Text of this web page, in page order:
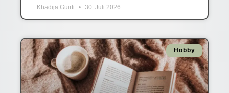
Khadija Guirti 30. Juli 2026
Hobby